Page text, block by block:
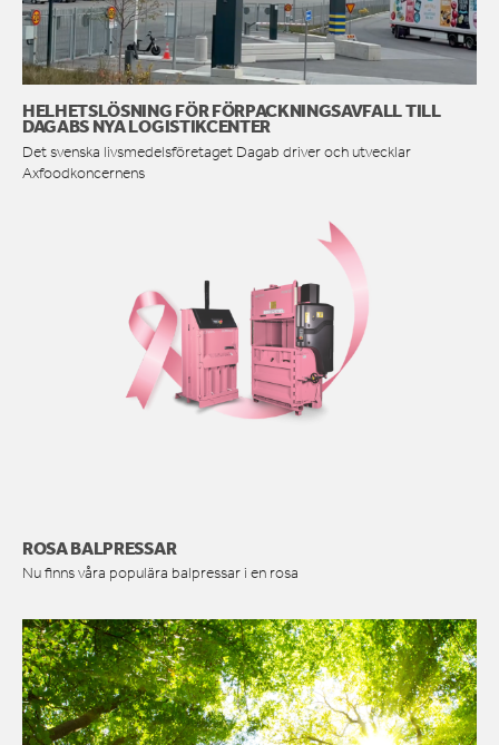
HELHETSLÖSNING FÖR FÖRPACKNINGSAVFALL TILL
DAGABS NYA LOGISTIKCENTER
Det svenska livsmedelsföretaget Dagab driver och utvecklar
Axfoodkoncernens
ROSA BALPRESSAR
Nu finns våra populära balpressar i en rosa